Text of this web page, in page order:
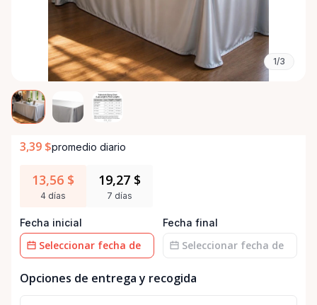
1/3
3,39 $promedio diario
13,56 $
4 días
19,27 $
7 días
Fecha inicial Fecha final
de
de
Opciones de entrega y recogida